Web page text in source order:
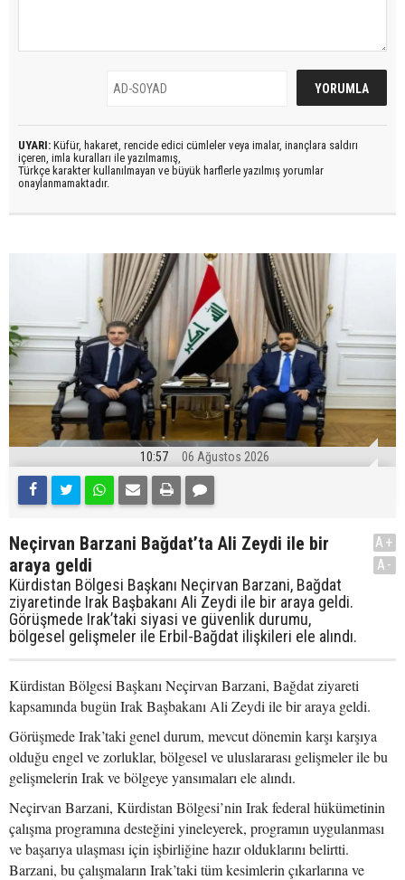
UYARI: Küfür, hakaret, rencide edici cümleler veya imalar, inançlara saldırı
içeren, imla kuralları ile yazılmamış,
Türkçe karakter kullanılmayan ve büyük harflerle yazılmış yorumlar
onaylanmamaktadır.
10:57 06 Ağustos 2026
Neçirvan Barzani Bağdat’ta Ali Zeydi ile bir
araya geldi
Kürdistan Bölgesi Başkanı Neçirvan Barzani, Bağdat
ziyaretinde Irak Başbakanı Ali Zeydi ile bir araya geldi.
Görüşmede Irak’taki siyasi ve güvenlik durumu,
bölgesel gelişmeler ile Erbil-Bağdat ilişkileri ele alındı.
A+
A-
Kürdistan Bölgesi Başkanı Neçirvan Barzani, Bağdat ziyareti
kapsamında bugün Irak Başbakanı Ali Zeydi ile bir araya geldi.
Görüşmede Irak’taki genel durum, mevcut dönemin karşı karşıya
olduğu engel ve zorluklar, bölgesel ve uluslararası gelişmeler ile bu
gelişmelerin Irak ve bölgeye yansımaları ele alındı.
Neçirvan Barzani, Kürdistan Bölgesi’nin Irak federal hükümetinin
çalışma programına desteğini yineleyerek, programın uygulanması
ve başarıya ulaşması için işbirliğine hazır olduklarını belirtti.
Barzani, bu çalışmaların Irak’taki tüm kesimlerin çıkarlarına ve